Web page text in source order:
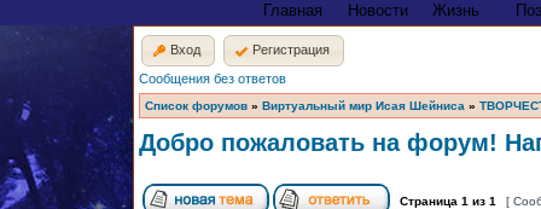
Главная Новости Жизнь
Вход
Регистрация
Сообщения без ответов
Список форумов » Виртуальный мир Исая Шейниса »
Добро пожаловать на форум!
Страница 1 из 1 [